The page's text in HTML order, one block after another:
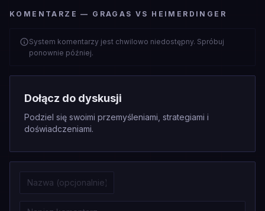
KOMENTARZE — GRAGAS VS HEIMERDINGER
System komentarzy jest chwilowo niedostępny. Spróbuj
ponownie później.
Dołącz do dyskusji
Podziel się swoimi przemyśleniami, strategiami i
doświadczeniami.